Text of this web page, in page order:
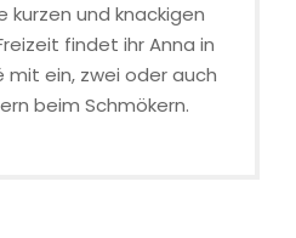
kurzen und knackigen
findet ihr Anna in
mit ein, zwei oder auch
beim Schmökern.